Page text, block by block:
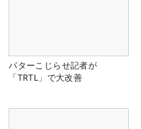
パターこじらせ記者が
「TRTL」で大改善